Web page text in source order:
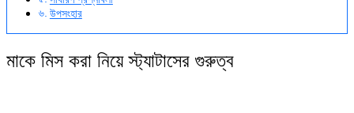
উপসংহার
মাকে মিস করা নিয়ে স্ট্যাটাসের গুরুত্ব